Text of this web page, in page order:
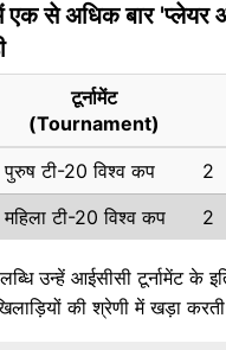
एक से अधिक बार 'प्लेयर
टूर्नामेंट
(Tournament)
पुरुष टी-20 विश्व कप
2
महिला टी-20 विश्व कप 2
उन्हें आईसीसी टूर्नामेंट के
की श्रेणी में खड़ा